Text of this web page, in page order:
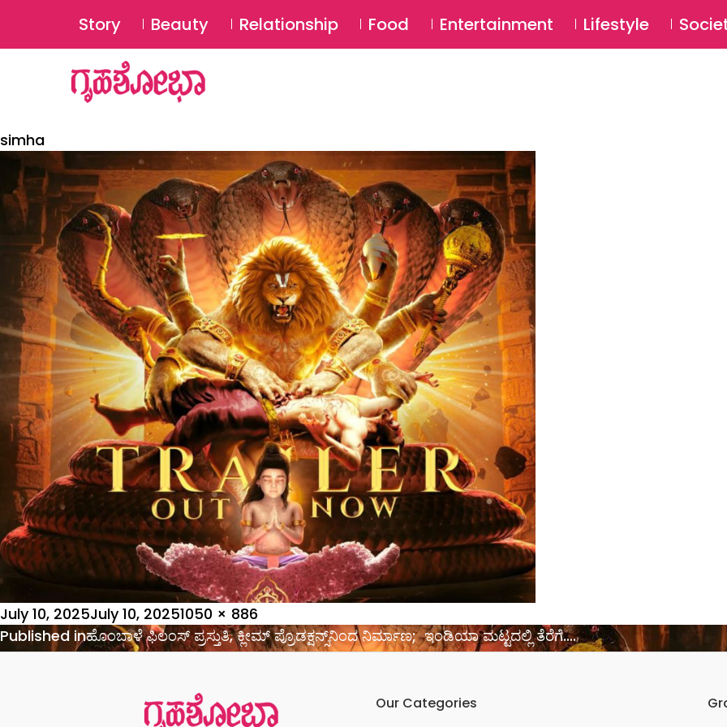
Story Beauty Relationship Food Entertainment Lifestyle
simha
Posted
on
July 10, 2025July 10, 2025Full
size
1050 × 886
Post
navigation
Published inಹೊಂಬಾಳೆ ಫಿಲಂಸ್‌ ಪ್ರಸ್ತುತಿ, ಕ್ಲೀಮ್‌ ಪ್ರೊಡಕ್ಷನ್ಸ್‌ನಿಂದ ನಿರ್ಮಾಣ; ಇಂಡಿಯಾ ಮಟ್ಟದಲ್ಲಿ ತೆರೆಗೆ….
Our Categories